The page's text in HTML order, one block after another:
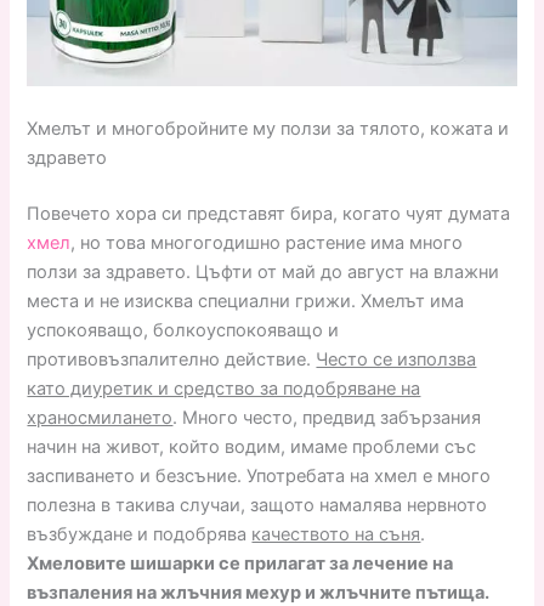
Хмелът и многобройните му ползи за тялото, кожата и
здравето
Повечето хора си представят бира, когато чуят думата
хмел, но това многогодишно растение има много
ползи за здравето. Цъфти от май до август на влажни
места и не изисква специални грижи. Хмелът има
успокояващо, болкоуспокояващо и
противовъзпалително действие. Често се използва
като диуретик и средство за подобряване на
храносмилането. Много често, предвид забързания
начин на живот, който водим, имаме проблеми със
заспиването и безсъние. Употребата на хмел е много
полезна в такива случаи, защото намалява нервното
възбуждане и подобрява качеството на съня.
Хмеловите шишарки се прилагат за лечение на
възпаления на жлъчния мехур и жлъчните пътища.